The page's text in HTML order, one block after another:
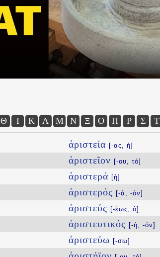
Video
Θ Ι Κ Λ Μ Ν Ξ Ο Π Ρ Σ Τ
ἀριστεία [-ας, ἡ]
ἀριστεῖον [-ου, τό]
ἀριστερά [ἡ]
ἀριστερός [-ά, -όν]
ἀριστεύς [-έως, ὁ]
ἀριστευτικός [-ή, -όν]
ἀριστεύω [-σω]